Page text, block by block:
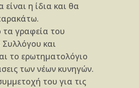
είναι η ίδια και θα
γραφεία του
Συλλόγου και
το ερωτηματολόγιο
των νέων κυνηγών.
του για τις